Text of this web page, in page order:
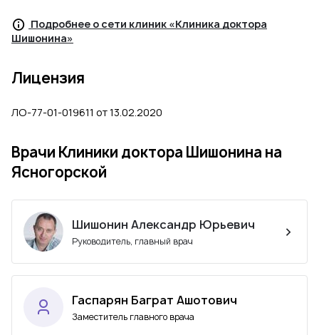
Подробнее о сети клиник «Клиника доктора
Шишонина»
Лицензия
ЛО-77-01-019611 от 13.02.2020
Врачи Клиники доктора Шишонина на
Ясногорской
Шишонин Александр Юрьевич
Руководитель, главный врач
Гаспарян Баграт Ашотович
Заместитель главного врача